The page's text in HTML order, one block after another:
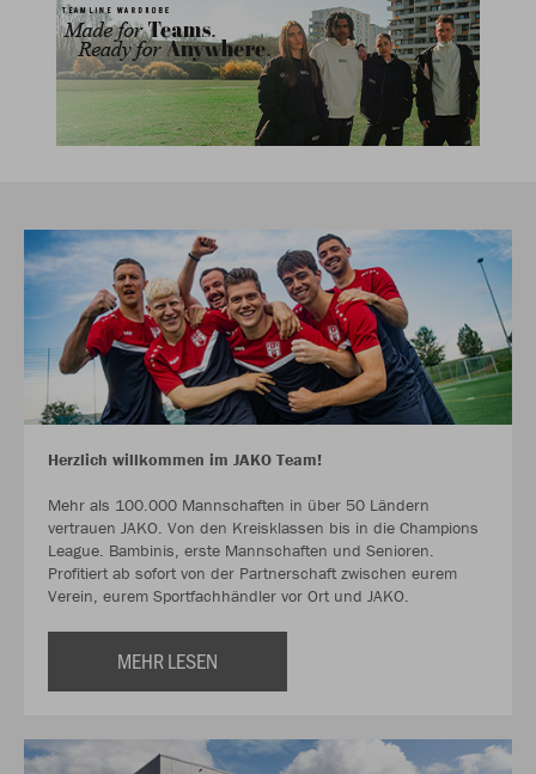
Herzlich willkommen im JAKO Team!
Mehr als 100.000 Mannschaften in über 50 Ländern
vertrauen JAKO. Von den Kreisklassen bis in die Champions
League. Bambinis, erste Mannschaften und Senioren.
Profitiert ab sofort von der Partnerschaft zwischen eurem
Verein, eurem Sportfachhändler vor Ort und JAKO.
MEHR LESEN